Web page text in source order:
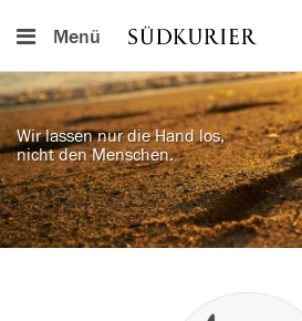
Menü
Wir lassen nur die Hand los,
nicht den Menschen.